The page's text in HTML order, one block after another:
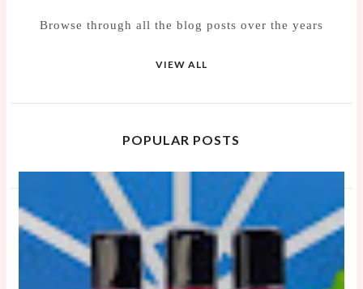
Browse through all the blog posts over the years
VIEW ALL
POPULAR POSTS